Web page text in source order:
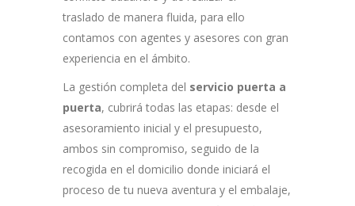
traslado de manera fluida, para ello
contamos con agentes y asesores con gran
experiencia en el ámbito.
La gestión completa del servicio puerta a
puerta, cubrirá todas las etapas: desde el
asesoramiento inicial y el presupuesto,
ambos sin compromiso, seguido de la
recogida en el domicilio donde iniciará el
proceso de tu nueva aventura y el embalaje,